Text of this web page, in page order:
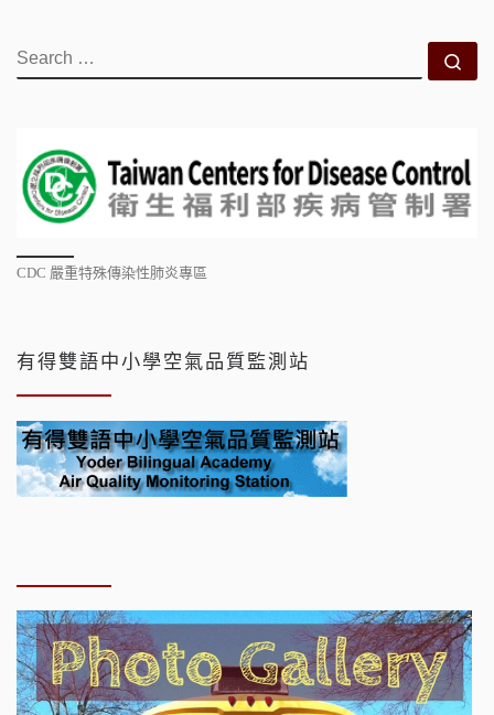
SEARCH
CDC 嚴重特殊傳染性肺炎專區
有得雙語中小學空氣品質監測站